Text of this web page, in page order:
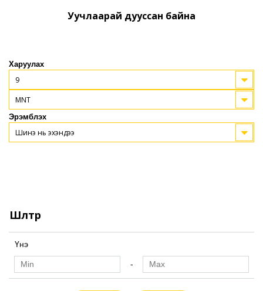
Уучлаарай дууссан байна
Харуулах
9
MNT
Эрэмблэх
Шинэ нь эхэндээ
Шүүлтүүр
Үнэ
-